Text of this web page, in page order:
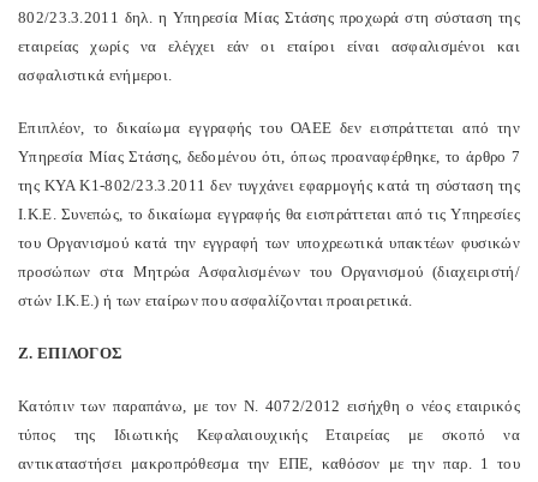
802/23.3.2011 δηλ. η Υπηρεσία Μίας Στάσης προχωρά στη σύσταση της
εταιρείας χωρίς να ελέγχει εάν οι εταίροι είναι ασφαλισμένοι και
ασφαλιστικά ενήμεροι.
Επιπλέον, το δικαίωμα εγγραφής του ΟΑΕΕ δεν εισπράττεται από την
Υπηρεσία Μίας Στάσης, δεδομένου ότι, όπως προαναφέρθηκε, το άρθρο 7
της ΚΥΑ K1-802/23.3.2011 δεν τυγχάνει εφαρμογής κατά τη σύσταση της
Ι.Κ.Ε. Συνεπώς, το δικαίωμα εγγραφής θα εισπράττεται από τις Υπηρεσίες
του Οργανισμού κατά την εγγραφή των υποχρεωτικά υπακτέων φυσικών
προσώπων στα Μητρώα Ασφαλισμένων του Οργανισμού (διαχειριστή/
στών Ι.Κ.Ε.) ή των εταίρων που ασφαλίζονται προαιρετικά.
Ζ. ΕΠΙΛΟΓΟΣ
Κατόπιν των παραπάνω, με τον Ν. 4072/2012 εισήχθη ο νέος εταιρικός
τύπος της Ιδιωτικής Κεφαλαιουχικής Εταιρείας με σκοπό να
αντικαταστήσει μακροπρόθεσμα την ΕΠΕ, καθόσον με την παρ. 1 του